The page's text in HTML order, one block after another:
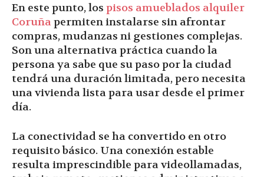
En este punto, los pisos amueblados alquiler
Coruñapermiten instalarse sin afrontar
compras, mudanzas ni gestiones complejas.
Son una alternativa práctica cuando la
persona ya sabe que su paso por la ciudad
tendrá una duración limitada, pero necesita
una vivienda lista para usar desde el primer
día.
La conectividad se ha convertido en otro
requisito básico. Una conexión estable
resulta imprescindible para videollamadas,